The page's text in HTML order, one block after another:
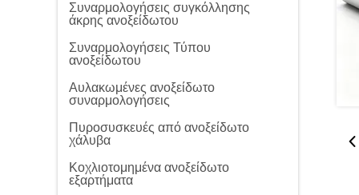
Συναρμολογήσεις συγκόλλησης
άκρης ανοξείδωτου
Συναρμολογήσεις Τύπου
ανοξείδωτου
Αυλακωμένες ανοξείδωτο
συναρμολογήσεις
Πυροσυσκευές από ανοξείδωτο
χάλυβα
Κοχλιοτομημένα ανοξείδωτο
εξαρτήματα